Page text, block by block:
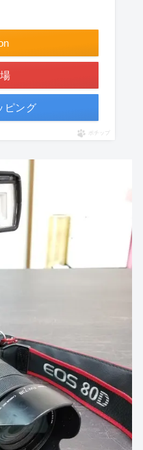
ピング
ポチップ